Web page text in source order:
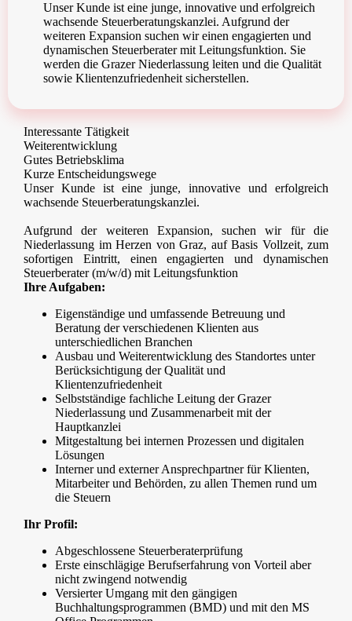
Unser Kunde ist eine junge, innovative und erfolgreich
wachsende Steuerberatungskanzlei. Aufgrund der
weiteren Expansion suchen wir einen engagierten und
dynamischen Steuerberater mit Leitungsfunktion. Sie
werden die Grazer Niederlassung leiten und die Qualität
sowie Klientenzufriedenheit sicherstellen.
Interessante Tätigkeit
Weiterentwicklung
Gutes Betriebsklima
Kurze Entscheidungswege
Unser Kunde ist eine junge, innovative und erfolgreich
wachsende Steuerberatungskanzlei.
Aufgrund der weiteren Expansion, suchen wir für die
Niederlassung im Herzen von Graz, auf Basis Vollzeit, zum
sofortigen Eintritt, einen engagierten und dynamischen
Steuerberater (m/w/d) mit Leitungsfunktion
Ihre Aufgaben:
Eigenständige und umfassende Betreuung und
Beratung der verschiedenen Klienten aus
unterschiedlichen Branchen
Ausbau und Weiterentwicklung des Standortes unter
Berücksichtigung der Qualität und
Klientenzufriedenheit
Selbstständige fachliche Leitung der Grazer
Niederlassung und Zusammenarbeit mit der
Hauptkanzlei
Mitgestaltung bei internen Prozessen und digitalen
Lösungen
Interner und externer Ansprechpartner für Klienten,
Mitarbeiter und Behörden, zu allen Themen rund um
die Steuern
Ihr Profil:
Abgeschlossene Steuerberaterprüfung
Erste einschlägige Berufserfahrung von Vorteil aber
nicht zwingend notwendig
Versierter Umgang mit den gängigen
Buchhaltungsprogrammen (BMD) und mit den MS